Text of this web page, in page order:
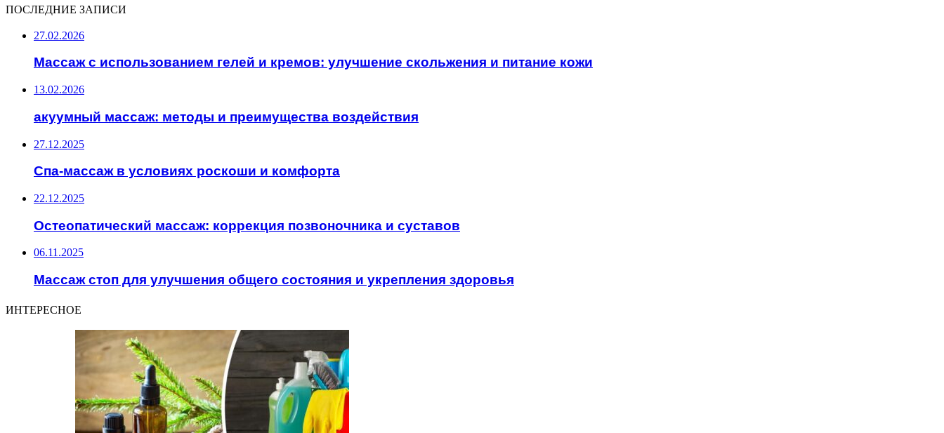
ПОСЛЕДНИЕ ЗАПИСИ
27.02.2026
Массаж с использованием гелей и кремов: улучшение скольжения и питание кожи
13.02.2026
акуумный массаж: методы и преимущества воздействия
27.12.2025
Спа-массаж в условиях роскоши и комфорта
22.12.2025
Остеопатический массаж: коррекция позвоночника и суставов
06.11.2025
Массаж стоп для улучшения общего состояния и укрепления здоровья
ИНТЕРЕСНОЕ